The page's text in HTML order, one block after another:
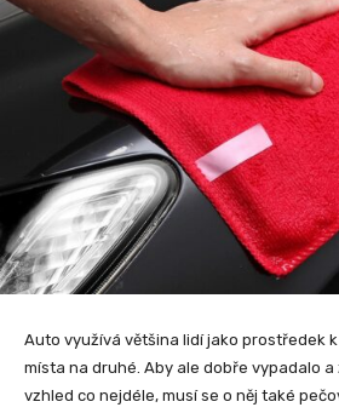
Auto využívá většina lidí jako prostředek
místa na druhé. Aby ale dobře vypadalo
vzhled co nejdéle, musí se o něj také